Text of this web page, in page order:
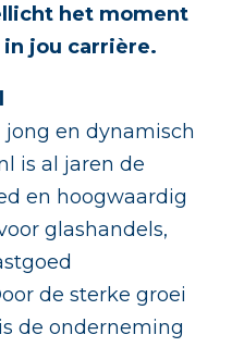
het moment
in jou carrière.
jong en dynamisch
is al jaren de
en hoogwaardig
glashandels,
de sterke groei
de onderneming